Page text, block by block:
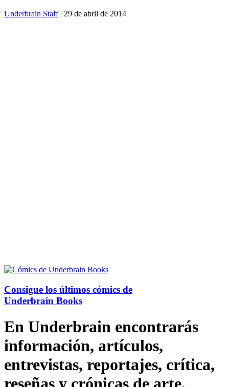
Underbrain Staff| 29 de abril de 2014
Consigue los últimos cómics de
Underbrain Books
En Underbrain encontrarás
información, artículos,
entrevistas, reportajes, crítica,